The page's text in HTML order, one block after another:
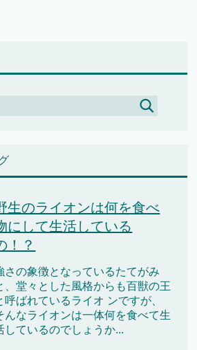
生のライオンは何を食べ
にして生活している
！？
さの象徴となっているたてがみ
、堂々とした風格からも百獣の王
呼ばれているライオ ンですが、
んなライオンは一体何を食べて生
しているのでしょうか...